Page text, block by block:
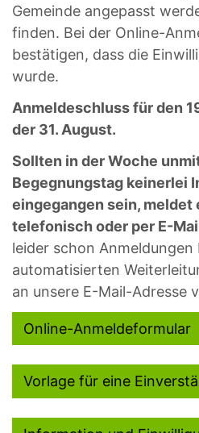
Gemeinde angepasst
finden. Bei der Online-
bestätigen, dass die
wurde.
Anmeldeschluss für den
der 31. August.
Sollten in der Woche
Begegnungstag keinerlei
eingegangen sein,
telefonisch oder per E-
leider schon Anmeldungen
automatisierten
an unsere E-Mail-Adresse
Online-Anmeldeformular
Vorlage für eine